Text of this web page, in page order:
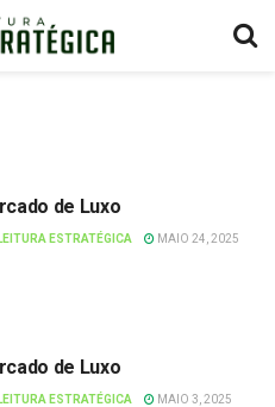
de Luxo
LEITURA ESTRATÉGICA MAIO 24, 2025
de Luxo
LEITURA ESTRATÉGICA MAIO 3, 2025